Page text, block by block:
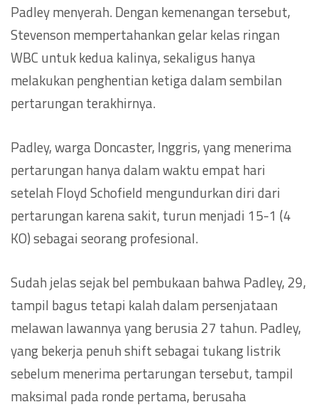
Padley menyerah. Dengan kemenangan tersebut,
Stevenson mempertahankan gelar kelas ringan
WBC untuk kedua kalinya, sekaligus hanya
melakukan penghentian ketiga dalam sembilan
pertarungan terakhirnya.
Padley, warga Doncaster, Inggris, yang menerima
pertarungan hanya dalam waktu empat hari
setelah Floyd Schofield mengundurkan diri dari
pertarungan karena sakit, turun menjadi 15-1 (4
KO) sebagai seorang profesional.
Sudah jelas sejak bel pembukaan bahwa Padley, 29,
tampil bagus tetapi kalah dalam persenjataan
melawan lawannya yang berusia 27 tahun. Padley,
yang bekerja penuh shift sebagai tukang listrik
sebelum menerima pertarungan tersebut, tampil
maksimal pada ronde pertama, berusaha